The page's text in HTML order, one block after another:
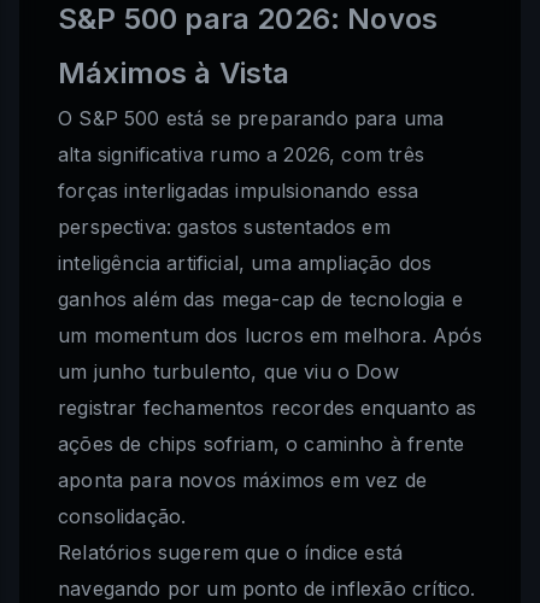
S&P 500 para 2026: Novos
Máximos à Vista
O S&P 500 está se preparando para uma
alta significativa rumo a 2026, com três
forças interligadas impulsionando essa
perspectiva: gastos sustentados em
inteligência artificial, uma ampliação dos
ganhos além das mega-cap de tecnologia e
um momentum dos lucros em melhora. Após
um junho turbulento, que viu o Dow
registrar fechamentos recordes enquanto as
ações de chips sofriam, o caminho à frente
aponta para novos máximos em vez de
consolidação.
Relatórios sugerem que o índice está
navegando por um ponto de inflexão crítico.